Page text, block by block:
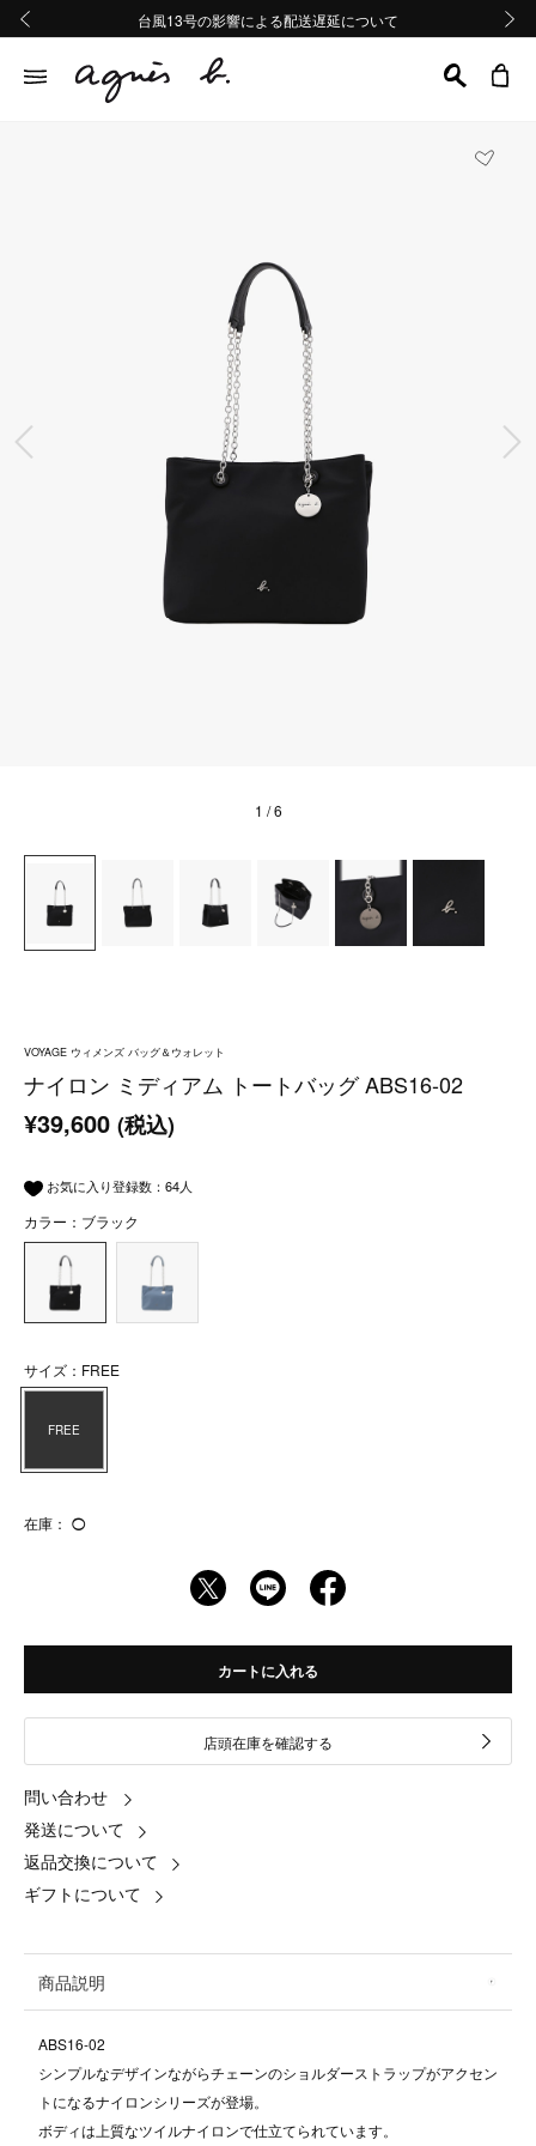
熊本地域地震の影響による配送遅延について
Summer Sale 2buy10%OFF!!
台風13号の影響による配送遅延について
熊本地域地震の影響による配送遅延について
Summer Sale 2buy10%OFF!!
前の画像
1 / 6
VOYAGE ウィメンズ バッグ＆ウォレット
ナイロン ミディアム トートバッグ ABS16-02
¥39,600 (税込)
お気に入り登録数： 64人
カラー：ブラック
サイズ：FREE
FREE
在庫： ◯
カートに入れる
店頭在庫を確認する
問い合わせ
発送について
返品交換について
ギフトについて
商品説明
ABS16-02
シンプルなデザインながらチェーンのショルダーストラップがアクセン
トになるナイロンシリーズが登場。
ボディは上質なツイルナイロンで仕立てられています。